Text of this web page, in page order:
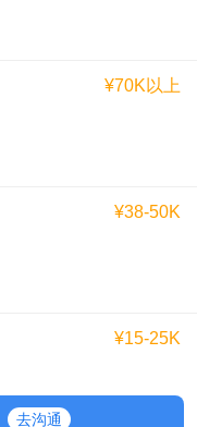
¥70K以上
¥38-50K
¥15-25K
去沟通